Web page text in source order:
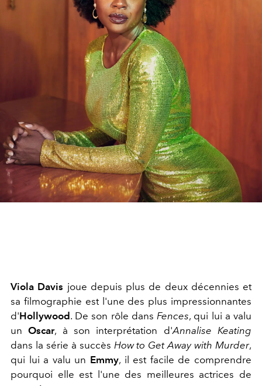
Viola Davis joue depuis plus de deux décennies et
sa filmographie est l'une des plus impressionnantes
d'Hollywood. De son rôle dans Fences, qui lui a valu
unOscar, à son interprétation d'Annalise Keating
dans la série à succès How to Get Away with Murder,
qui lui a valu un Emmy, il est facile de comprendre
pourquoi elle est l'une des meilleures actrices de